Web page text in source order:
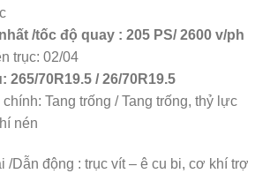
/tốc độ quay : 205 PS/ 2600 v/ph
trục: 02/04
265/70R19.5 / 26/70R19.5
Tang trống / Tang trống, thỷ lực
nén
/Dẫn động : trục vít – ê cu bi, cơ khí trợ